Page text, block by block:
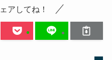
アしてね！